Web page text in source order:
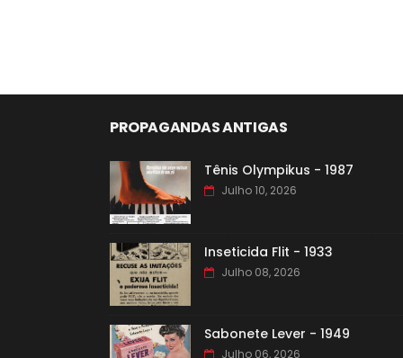
PROPAGANDAS ANTIGAS
Tênis Olympikus - 1987
Julho 10, 2026
Inseticida Flit - 1933
Julho 08, 2026
Sabonete Lever - 1949
Julho 06, 2026